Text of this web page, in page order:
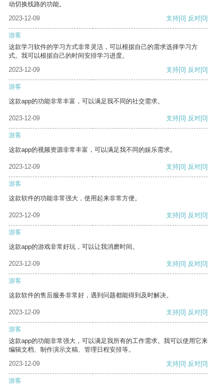
动切换线路的功能。
2023-12-09
支持[0] 反对[0]
游客
这款学习软件的学习方式非常灵活，可以根据自己的需求选择学习方
式。我可以根据自己的时间安排学习进度。
2023-12-09
支持[0] 反对[0]
游客
这款app的功能非常丰富，可以满足我不同的社交需求。
2023-12-09 支持[0] 反对[0]
游客
这款app的视频资源非常丰富，可以满足我不同的娱乐需求。
2023-12-09 支持[0] 反对[0]
游客
这款软件的功能非常强大，使用起来非常方便。
2023-12-09 支持[0] 反对[0]
游客
这款app的游戏非常好玩，可以让我消磨时间。
2023-12-09 支持[0] 反对[0]
游客
这款软件的售后服务非常好，遇到问题都能得到及时解决。
2023-12-09 支持[0] 反对[0]
游客
这款app的功能非常强大，可以满足我所有的工作需求。我可以使用它来
编辑文档、制作演示文稿、管理日程安排等。
2023-12-09
支持[0] 反对[0]
游客